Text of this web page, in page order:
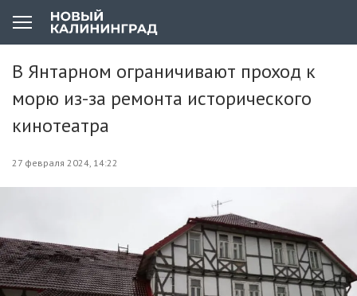
В Янтарном ограничивают проход к
морю из-за ремонта исторического
кинотеатра
27 февраля 2024, 14:22